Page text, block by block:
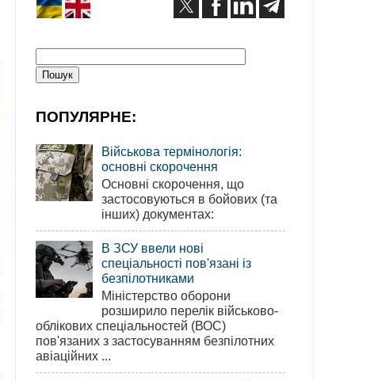
ПОПУЛЯРНЕ:
Військова термінологія:
основні скорочення
Основні скорочення, що
застосовуються в бойових (та
інших) документах:
В ЗСУ ввели нові
спеціальності пов'язані із
безпілотниками
Міністерство оборони
розширило перелік військово-
облікових спеціальностей (ВОС)
пов'язаних з застосуванням безпілотних
авіаційних ...